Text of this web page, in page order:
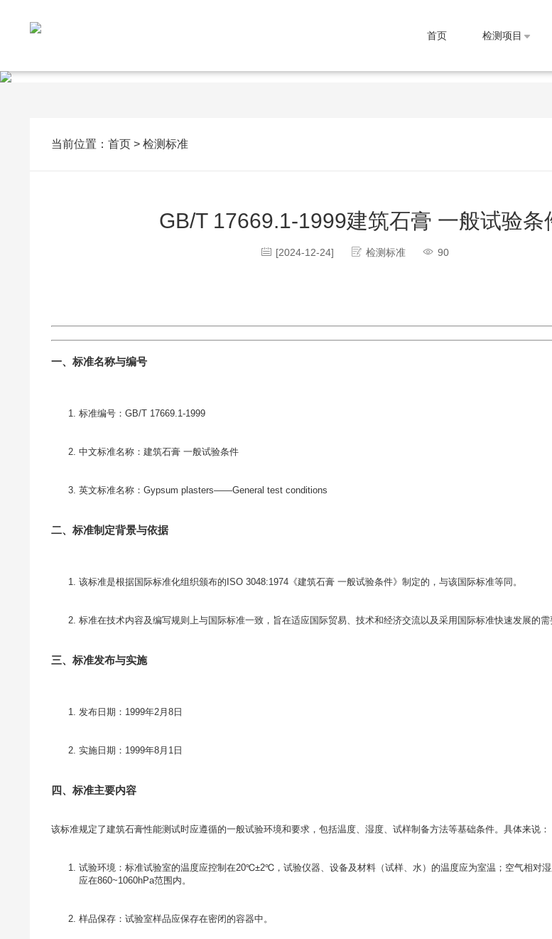
首页 检测项目
当前位置： 首页 > 检测标准
GB/T 17669.1-1999建筑石膏 一般试验条
[2024-12-24] 检测标准 90
一、标准名称与编号
标准编号：GB/T 17669.1-1999
中文标准名称：建筑石膏 一般试验条件
英文标准名称：Gypsum plasters——General test conditions
二、标准制定背景与依据
该标准是根据国际标准化组织颁布的ISO 3048:1974《建筑石膏 一般试验条件》制定的，与该国际标准等同。
标准在技术内容及编写规则上与国际标准一致，旨在适应国际贸易、技术和经济交流以及采用国际标准快速发展的需
三、标准发布与实施
发布日期：1999年2月8日
实施日期：1999年8月1日
四、标准主要内容
试验环境：标准试验室的温度应控制在20℃±2℃，试验仪器、设备及材料（试样、水）的温度应为室温；空气相对
应在860~1060hPa范围内。
样品保存：试验室样品应保存在密闭的容器中。